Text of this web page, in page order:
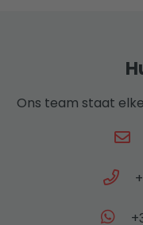
Ons team staat